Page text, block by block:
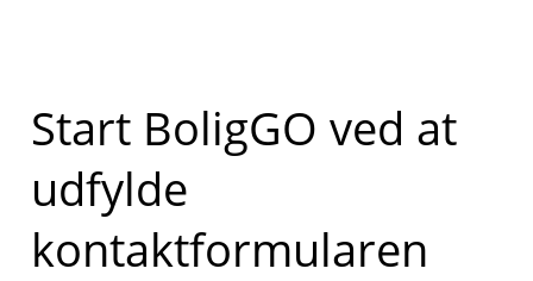
Start BoligGO ved at
udfylde
kontaktformularen